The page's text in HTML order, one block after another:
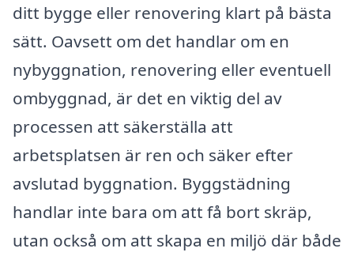
ditt bygge eller renovering klart på bästa
sätt. Oavsett om det handlar om en
nybyggnation, renovering eller eventuell
ombyggnad, är det en viktig del av
processen att säkerställa att
arbetsplatsen är ren och säker efter
avslutad byggnation. Byggstädning
handlar inte bara om att få bort skräp,
utan också om att skapa en miljö där både